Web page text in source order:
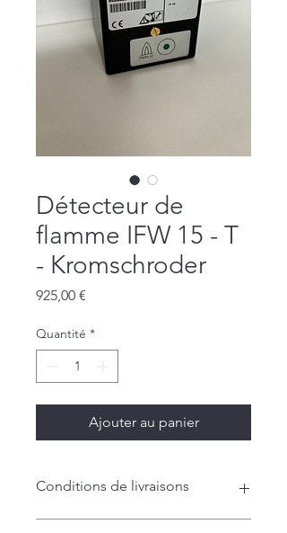
Détecteur de
flamme IFW 15 - T
- Kromschroder
925,00 €
Quantité *
Ajouter au panier
Conditions de livraisons